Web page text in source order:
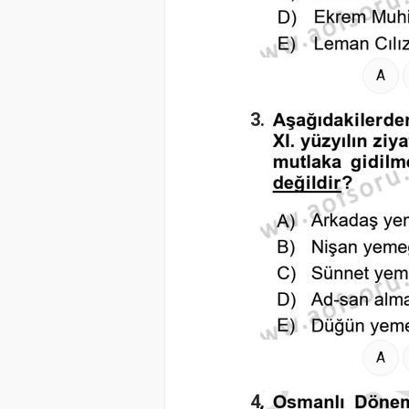
A
3.
A
4.